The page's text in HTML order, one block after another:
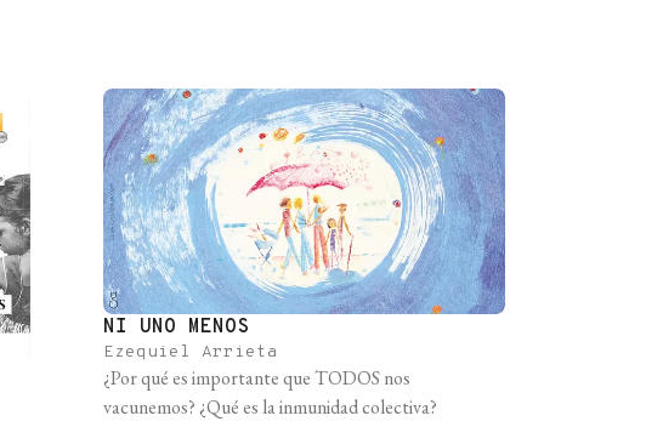
NI UNO MENOS
Ezequiel Arrieta
¿Por qué es importante que TODOS nos
vacunemos? ¿Qué es la inmunidad colectiva?